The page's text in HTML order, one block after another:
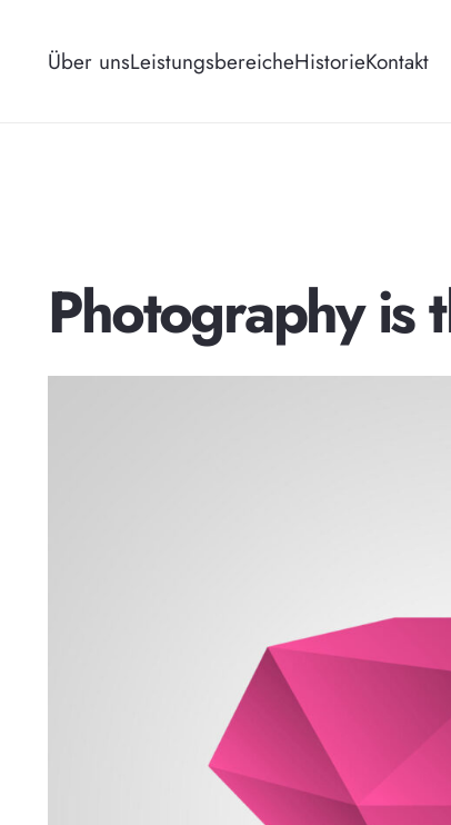
Über unsLeistungsbereicheHistorieKontakt
Photography is